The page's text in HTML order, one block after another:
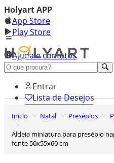
Holyart APP
App Store
Play Store
Ajuda e contatos
Conheça premium
Entrar
Lista de Desejos
Inicio Natal Presépios
Aldeia miniatura para presépio napolitano gruta Natividade, castelo e
fonte 50x55x60 cm